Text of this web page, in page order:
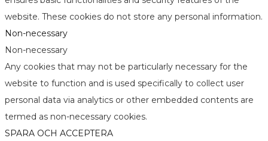
website. These cookies do not store any personal information.
Non-necessary
Non-necessary
Any cookies that may not be particularly necessary for the
website to function and is used specifically to collect user
personal data via analytics or other embedded contents are
termed as non-necessary cookies.
SPARA OCH ACCEPTERA